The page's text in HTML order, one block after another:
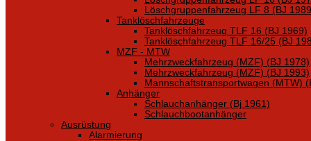
Löschgruppenfahrzeug LF 8 (BJ
Tanklöschfahrzeuge
Tanklöschfahrzeug TLF 16 (BJ 1969)
Tanklöschfahrzeug TLF 16/25 (BJ
MZF - MTW
Mehrzweckfahrzeug (MZF) (BJ 1978)
Mehrzweckfahrzeug (MZF) (BJ 1993)
Mannschaftstransportwagen (MTW)
Anhänger
Schlauchanhänger (Bj 1961)
Schlauchbootanhänger
Ausrüstung
Alarmierung